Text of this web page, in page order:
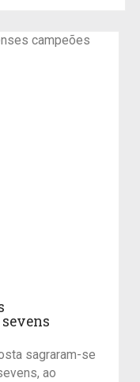
sagraram-se
ao